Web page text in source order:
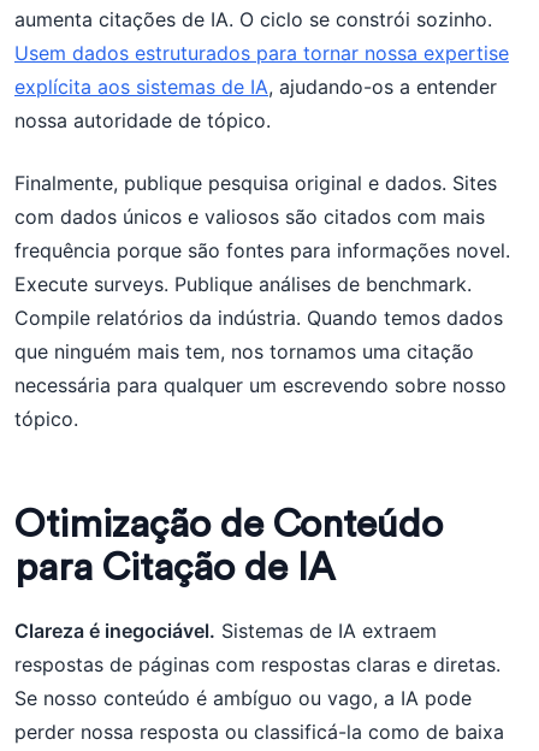
aumenta citações de IA. O ciclo se constrói sozinho.
Usem dados estruturados para tornar nossa expertise
explícita aos sistemas de IA, ajudando-os a entender
nossa autoridade de tópico.
Finalmente, publique pesquisa original e dados. Sites
com dados únicos e valiosos são citados com mais
frequência porque são fontes para informações novel.
Execute surveys. Publique análises de benchmark.
Compile relatórios da indústria. Quando temos dados
que ninguém mais tem, nos tornamos uma citação
necessária para qualquer um escrevendo sobre nosso
tópico.
Otimização de Conteúdo
para Citação de IA
Clareza é inegociável. Sistemas de IA extraem
respostas de páginas com respostas claras e diretas.
Se nosso conteúdo é ambíguo ou vago, a IA pode
perder nossa resposta ou classificá-la como de baixa